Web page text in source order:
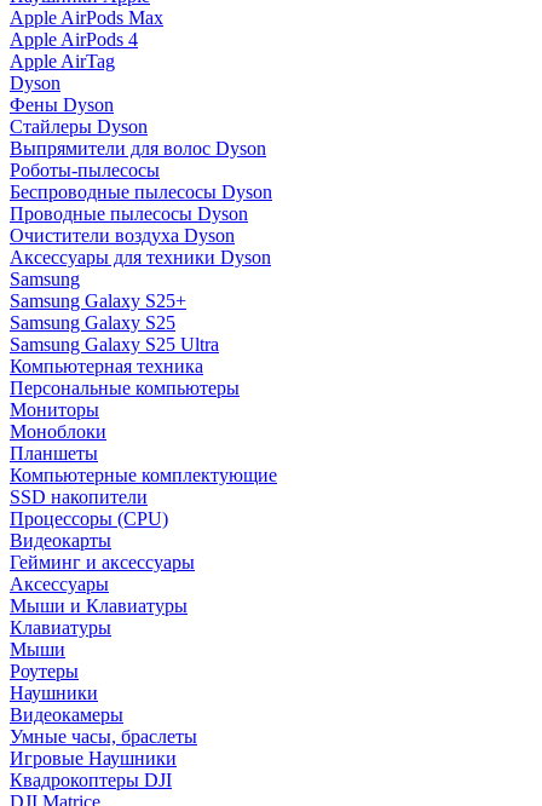
Apple AirPods Max
Apple AirPods 4
Apple AirTag
Dyson
Фены Dyson
Стайлеры Dyson
Выпрямители для волос Dyson
Роботы-пылесосы
Беспроводные пылесосы Dyson
Проводные пылесосы Dyson
Очистители воздуха Dyson
Аксессуары для техники Dyson
Samsung
Samsung Galaxy S25+
Samsung Galaxy S25
Samsung Galaxy S25 Ultra
Компьютерная техника
Персональные компьютеры
Мониторы
Моноблоки
Планшеты
Компьютерные комплектующие
SSD накопители
Процессоры (CPU)
Видеокарты
Гейминг и аксессуары
Аксессуары
Мыши и Клавиатуры
Клавиатуры
Мыши
Роутеры
Наушники
Видеокамеры
Умные часы, браслеты
Игровые Наушники
Квадрокоптеры DJI
DJI Matrice